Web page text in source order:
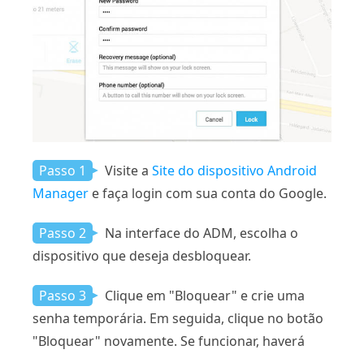
Passo 1 Visite a Site do dispositivo Android
Manager e faça login com sua conta do Google.
Passo 2
Na interface do ADM, escolha o
dispositivo que deseja desbloquear.
Passo 3
Clique em "Bloquear" e crie uma
senha temporária. Em seguida, clique no botão
"Bloquear" novamente. Se funcionar, haverá